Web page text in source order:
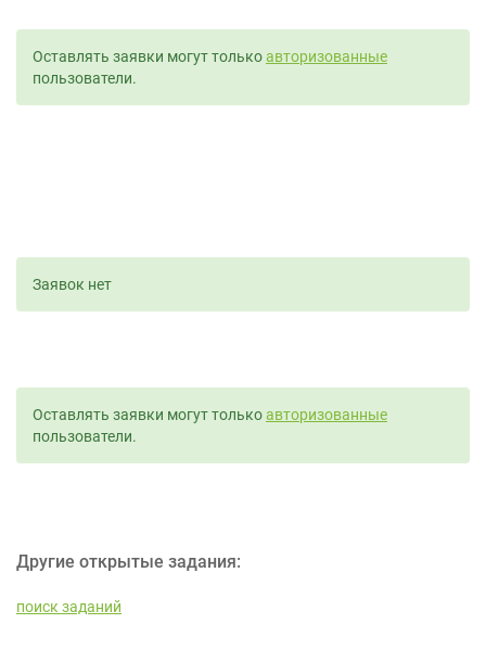
Оставлять заявки могут толькоавторизованные
пользователи.
Заявок нет
Оставлять заявки могут толькоавторизованные
пользователи.
Другие открытые задания:
поиск заданий